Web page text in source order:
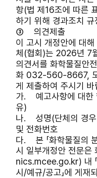
항(법 제16조에 따른
하기 위해 경과조치 규
③ 의견제출
이 고시 개정안에 대
체(협회)는 2026년 7
의견서를 화학물질안
화 032-560-8667,
게 제출하여 주시기 바
가. 예고사항에 대한
유)
나. 성명(단체의 경우
및 전화번호
다. 본 「화학물질의
시 일부개정안 전문은
nics.mcee.go.kr) 내
시/예규/공고」에 게재